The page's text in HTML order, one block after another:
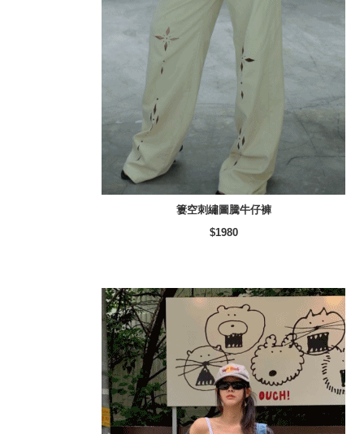
簍空刺繡圖騰牛仔褲
$1980